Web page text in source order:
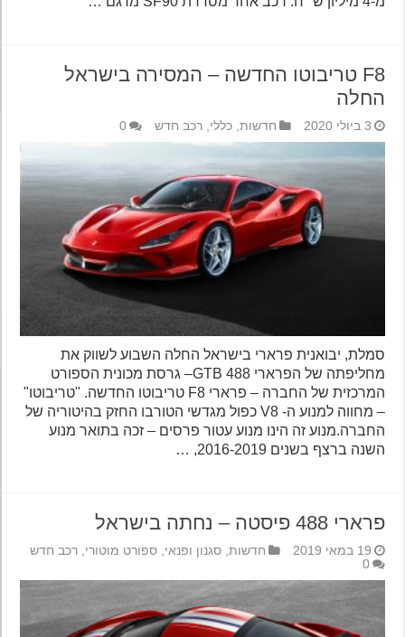
F8 טריבוטו החדשה – המסירה בישראל
החלה
3 ביולי 2020 חדשות,כללי,רכב חדש 0
סמלת, יבואנית פרארי בישראל החלה השבוע לשווק את
מחליפתה של הפרארי 488 GTB– גרסת מכונית הספורט
המרכזית של החברה – פרארי F8 טריבוטו החדשה. "טריבוטו"
– מחווה למנוע ה- V8 כפול מגדשי הטורבו החזק בהיטוריה של
החברה.מנוע זה הינו מנוע עטור פרסים – זכה בתואר מנוע
השנה ברצף בשנים 2016-2019, …
פרארי 488 פיסטה – נחתה בישראל
19 במאי 2019 חדשות,סגנון ופנאי,ספורט מוטורי,רכב חדש
0